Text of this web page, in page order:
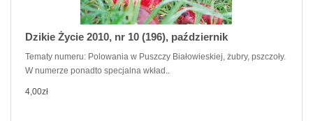
Dzikie Życie 2010, nr 10 (196), październik
Tematy numeru: Polowania w Puszczy Białowieskiej, żubry, pszczoły.
W numerze ponadto specjalna wkład..
4,00zł